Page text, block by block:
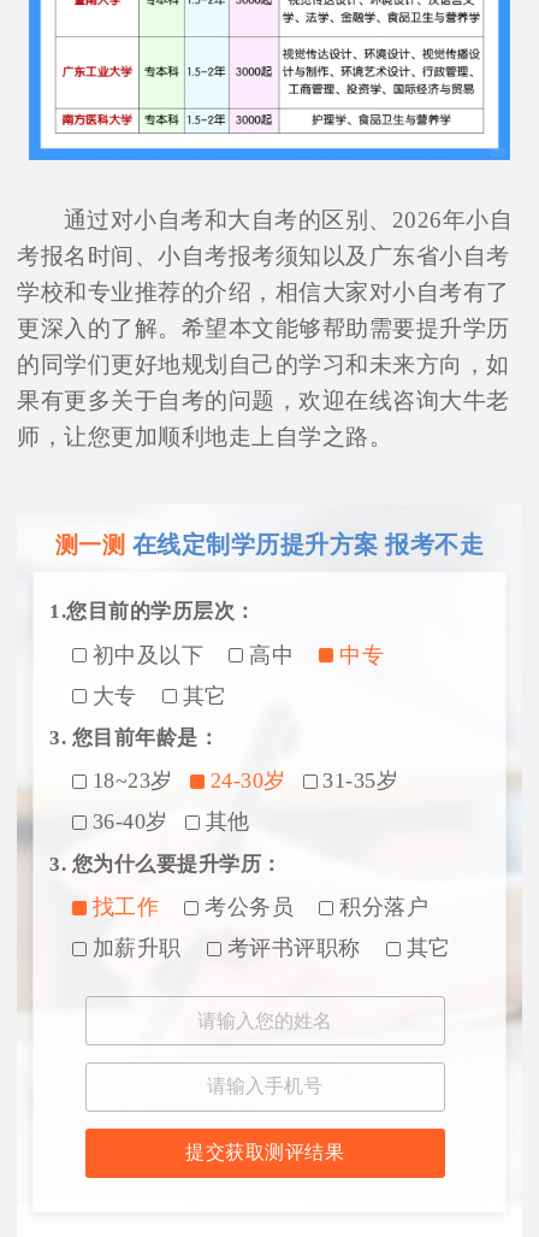
通过对小自考和大自考的区别、2026年小自
考报名时间、小自考报考须知以及广东省小自考
学校和专业推荐的介绍，相信大家对小自考有了
更深入的了解。希望本文能够帮助需要提升学历
的同学们更好地规划自己的学习和未来方向，如
果有更多关于自考的问题，欢迎在线咨询大牛老
师，让您更加顺利地走上自学之路。
测一测 在线定制学历提升方案 报考不走
1.您目前的学历层次：
初中及以下 高中
中专
大专
其它
3. 您目前年龄是：
18~23岁 24-30岁
31-35岁
36-40岁
其他
3. 您为什么要提升学历：
找工作 考公务员
积分落户
加薪升职
考评书评职称 其它
提交获取测评结果